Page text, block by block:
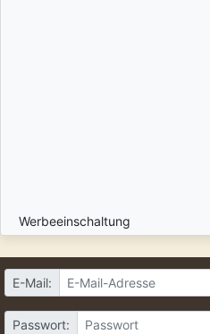
Werbeeinschaltung
E-Mail:
Passwort: